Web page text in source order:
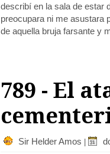
describí en la sala de estar
preocupara ni me asustara
de aquella bruja farsante y
789 - El
Sir Helder Amos